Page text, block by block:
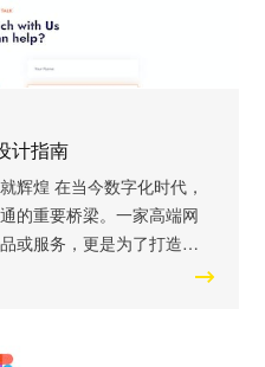
计指南
化时代，
的重要桥梁。一家高端网
或服务，更是为了打造品
可持续发展。为此，我们